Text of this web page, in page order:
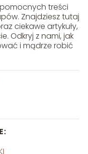
treści
Znajdziesz tutaj
ciekawe artykuły,
Odkryj z nami, jak
i mądrze robić